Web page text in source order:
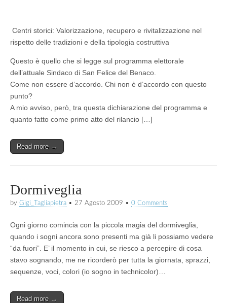
Centri storici: Valorizzazione, recupero e rivitalizzazione nel
rispetto delle tradizioni e della tipologia costruttiva
Questo è quello che si legge sul programma elettorale
dell’attuale Sindaco di San Felice del Benaco.
Come non essere d’accordo. Chi non è d’accordo con questo
punto?
A mio avviso, però, tra questa dichiarazione del programma e
quanto fatto come primo atto del rilancio […]
Read more →
Dormiveglia
by Gigi_Tagliapietra • 27 Agosto 2009 • 0 Comments
Ogni giorno comincia con la piccola magia del dormiveglia,
quando i sogni ancora sono presenti ma già li possiamo vedere
“da fuori”. E’ il momento in cui, se riesco a percepire di cosa
stavo sognando, me ne ricorderò per tutta la giornata, sprazzi,
sequenze, voci, colori (io sogno in technicolor)…
Read more →